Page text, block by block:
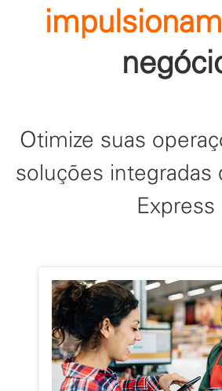
impulsionam
Otimize suas
soluções integradas
Express